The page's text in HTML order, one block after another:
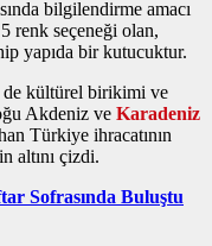
bilgilendirme amacı
renk seçeneği olan,
yapıda bir kutucuktur.
kültürel birikimi ve
Akdeniz ve Karadeniz
Türkiye ihracatının
altını çizdi.
Sofrasında Buluştu